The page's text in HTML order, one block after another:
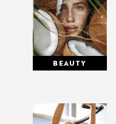
BEAUTY